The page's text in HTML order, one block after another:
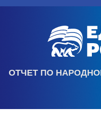
ОТЧЕТ ПО